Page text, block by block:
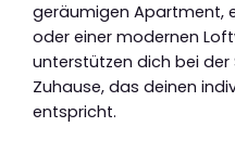
geräumigen Apartment,
oder einer modernen
unterstützen dich bei
Zuhause, das deinen
entspricht.